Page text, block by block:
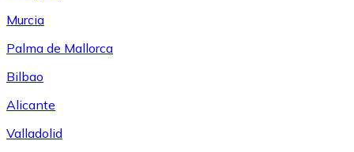
Murcia
Palma de Mallorca
Bilbao
Alicante
Valladolid